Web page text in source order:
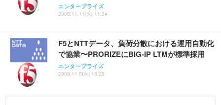
エンタープライズ
2008.11.11(火) 11:34
F5とNTTデータ、負荷分散における運用自動化
で協業〜PRORIZEにBIG-IP LTMが標準採用
エンタープライズ
2008.11.5(水) 15:25